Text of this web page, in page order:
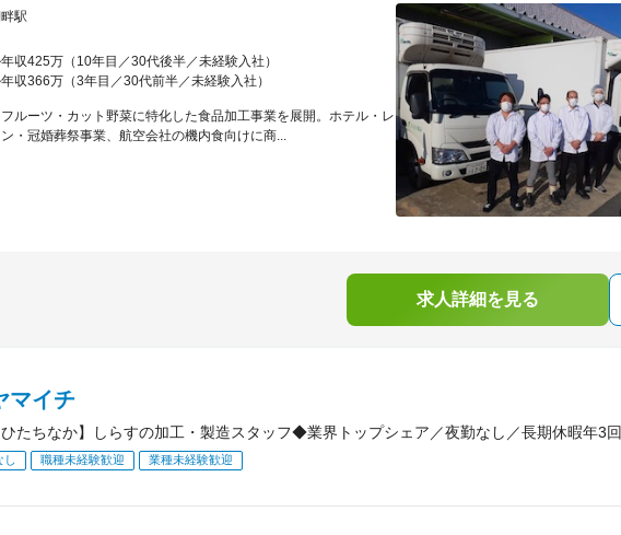
駅
収425万（10年目／30代後半／未経験入社）
収366万（3年目／30代前半／未経験入社）
ルーツ・カット野菜に特化した食品加工事業を展開。ホテル・レ
・冠婚葬祭事業、航空会社の機内食向けに商...
求人詳細を見る
マイチ
たちなか】しらすの加工・製造スタッフ◆業界トップシェア／夜勤なし／長期休暇年3回
し 職種未経験歓迎 業種未経験歓迎